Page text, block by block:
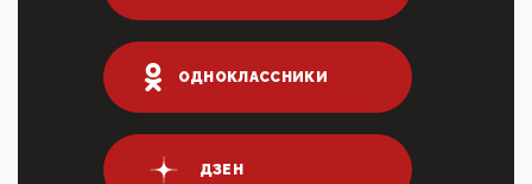
03:01, 10 Апреля 2026
что союзники просили Киев не наносить удары по
энергети...
01:54, 10 Апреля 2026
ПрезидентПутинвчера вечером обьявил
Пасхальное перемирие с 16 часов субботы до конца
дня Воскресен...
ОДНОКЛАССНИКИ
ДЗЕН